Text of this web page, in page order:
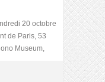
20 octobre
de Paris, 53
Museum,